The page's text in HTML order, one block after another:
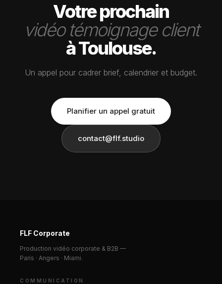
Votre prochain
vidéo témoignage client
à Toulouse.
Un appel pour cadrer brief, calendrier et budget.
Planifier un appel gratuit
contact@flf.studio
FLF Corporate
Production vidéo corporate & B2B —
Paris · Angers · Miami.
COMMUNICATION